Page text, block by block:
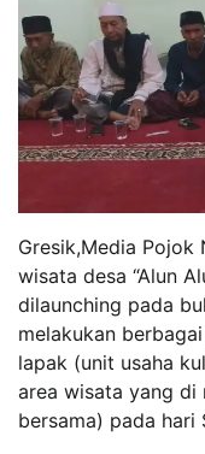
Gresik,Media Pojok
wisata desa “Alun
dilaunching pada
melakukan
lapak (unit usaha
area wisata yang di
bersama) pada hari